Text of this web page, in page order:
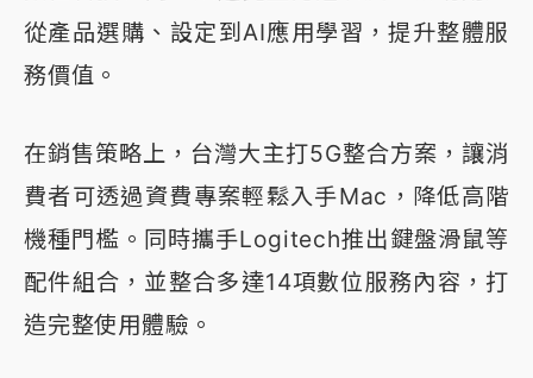
從產品選購、設定到AI應用學習，提升整體服
務價值。
在銷售策略上，台灣大主打5G整合方案，讓消
費者可透過資費專案輕鬆入手Mac，降低高階
機種門檻。同時攜手Logitech推出鍵盤滑鼠等
配件組合，並整合多達14項數位服務內容，打
造完整使用體驗。